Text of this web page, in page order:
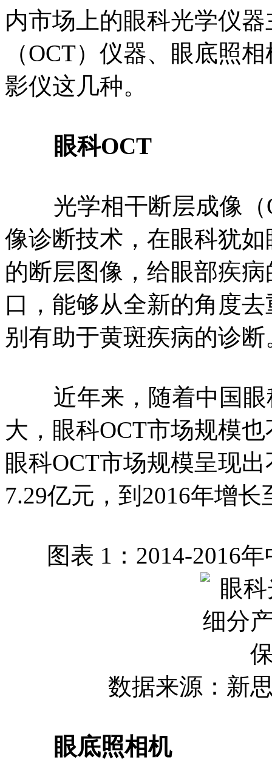
内市场上的眼科光学仪
（OCT）仪器、眼底照
影仪这几种。
眼科OCT
光学相干断层成像（
像诊断技术，在眼科犹
的断层图像，给眼部疾
口，能够从全新的角度
别有助于黄斑疾病的诊断
近年来，随着中国眼
大，眼科OCT市场规模
眼科OCT市场规模呈现
7.29亿元，到2016年增长
图表 1：2014-2016
数据来源：新
眼底照相机